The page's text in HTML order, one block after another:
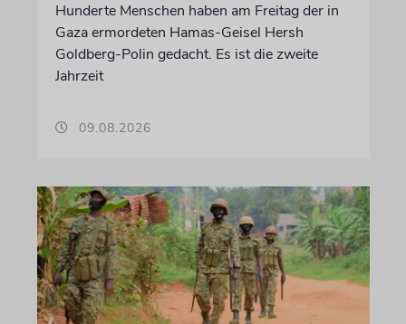
Hunderte Menschen haben am Freitag der in
Gaza ermordeten Hamas-Geisel Hersh
Goldberg-Polin gedacht. Es ist die zweite
Jahrzeit
09.08.2026